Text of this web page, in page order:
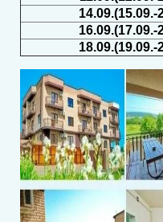
14.09.(15.09.-
16.09.(17.09.-
18.09.(19.09.-